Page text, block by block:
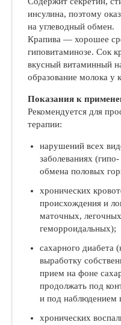
инсулина, поэтому
на углеводный обмен.
Крапива — хорошее
гиповитаминозе. Сок
вкусный витаминный
образование молока
Показания к
Рекомендуется для
терапии:
нарушений всех
заболеваниях
обмена половых
хронических
происхождения и
маточных,
геморроидальных);
сахарного диабета
выработку
прием на фоне
продолжать под
и под наблюдением
хронических